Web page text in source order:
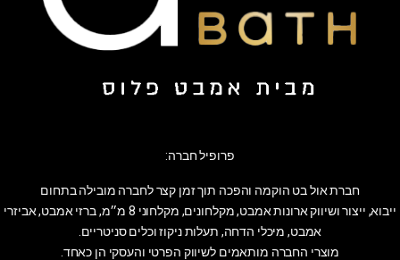
פרופיל חברה:
חברת אול בט הוקמה והפכה תוך זמן קצר לחברה מובילה בתחום
ייבוא, ייצור ושיווק ארונות אמבט, מקלחונים, מקלחוני 8 מ״מ, ברזי אמבט, אביזרי
אמבט, מיכלי הדחה, תעלות ניקוז וכלים סניטריים.
מוצרי החברה מותאמים לשיווק הפרטי והעסקי הן כאחד.